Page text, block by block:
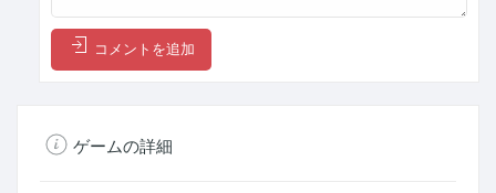
コメントを追加
ゲームの詳細